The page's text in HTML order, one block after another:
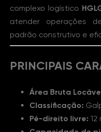
complexo logístico
atender operações
padrão construtivo e
PRINCIPAIS
Área Bruta
Classificação:
Pé-direito livre: 12